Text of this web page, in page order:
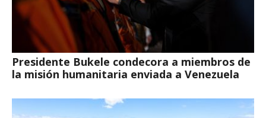
Presidente Bukele condecora a miembros de
la misión humanitaria enviada a Venezuela